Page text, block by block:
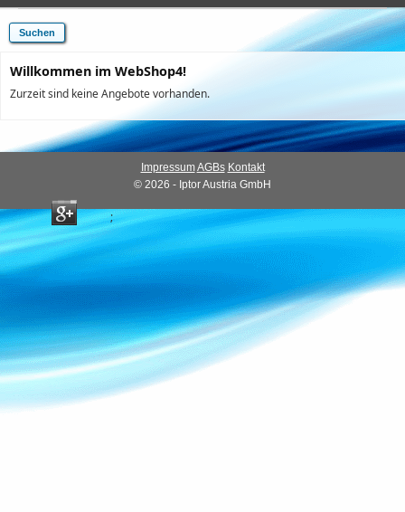
Willkommen im WebShop4!
Zurzeit sind keine Angebote vorhanden.
ImpressumAGBs Kontakt
© 2026 - Iptor Austria GmbH
;